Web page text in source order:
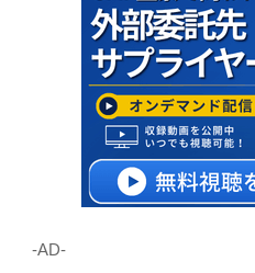
‐AD‐